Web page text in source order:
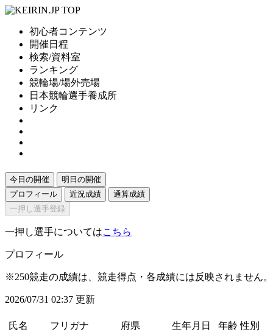
初心者コンテンツ
開催日程
検索/資料室
ランキング
競輪場/場外売場
日本競輪選手養成所
リンク
今日の開催
明日の開催
プロフィール
近況成績
通算成績
一押し選手登録
一押し選手についてはこちら
プロフィール
※250競走の成績は、競走得点・各成績には反映されません。
2026/07/31 02:37 更新
氏名 フリガナ 府県 生年月日 年齢 性別